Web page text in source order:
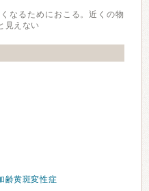
なるためにおこる。近くの物
見えない
齢黄斑変性症